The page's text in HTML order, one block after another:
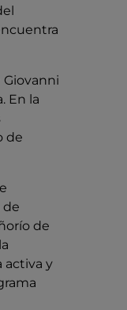
Giovanni
En la
de
de
de
activa y